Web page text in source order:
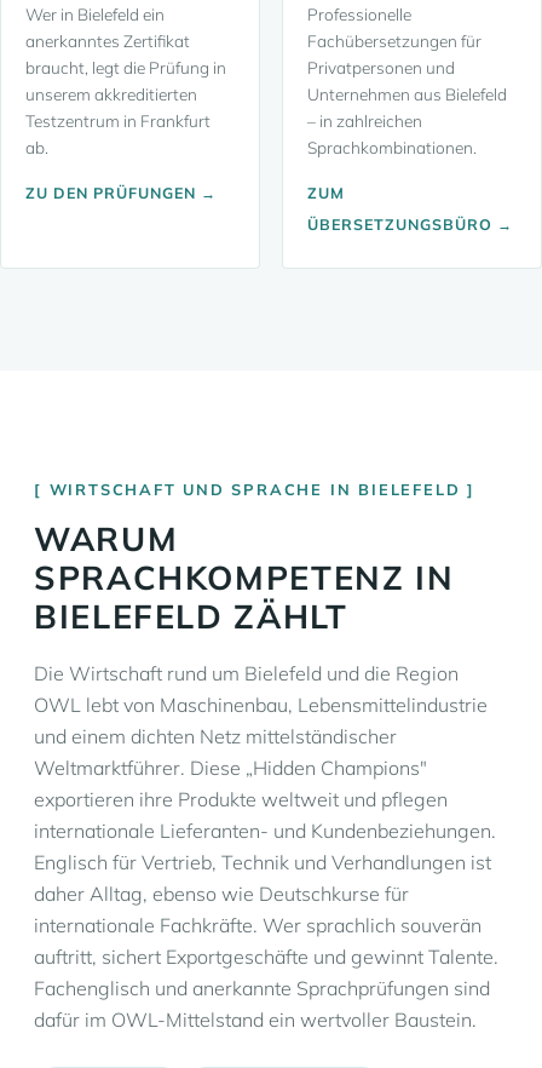
Wer in Bielefeld ein
anerkanntes Zertifikat
braucht, legt die Prüfung in
unserem akkreditierten
Testzentrum in Frankfurt
ab.
ZU DEN PRÜFUNGEN →
Professionelle
Fachübersetzungen für
Privatpersonen und
Unternehmen aus Bielefeld
– in zahlreichen
Sprachkombinationen.
ZUM
ÜBERSETZUNGSBÜRO →
WIRTSCHAFT UND SPRACHE IN BIELEFELD
WARUM
SPRACHKOMPETENZ IN
BIELEFELD ZÄHLT
Die Wirtschaft rund um Bielefeld und die Region
OWL lebt von Maschinenbau, Lebensmittelindustrie
und einem dichten Netz mittelständischer
Weltmarktführer. Diese „Hidden Champions"
exportieren ihre Produkte weltweit und pflegen
internationale Lieferanten- und Kundenbeziehungen.
Englisch für Vertrieb, Technik und Verhandlungen ist
daher Alltag, ebenso wie Deutschkurse für
internationale Fachkräfte. Wer sprachlich souverän
auftritt, sichert Exportgeschäfte und gewinnt Talente.
Fachenglisch und anerkannte Sprachprüfungen sind
dafür im OWL-Mittelstand ein wertvoller Baustein.